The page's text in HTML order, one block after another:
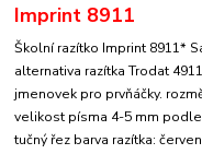
Imprint 8911
Školní razítko Imprint 8911*
alternativa razítka Trodat
jmenovek pro prvňáčky.
velikost písma 4-5 mm
tučný řez barva razítka: